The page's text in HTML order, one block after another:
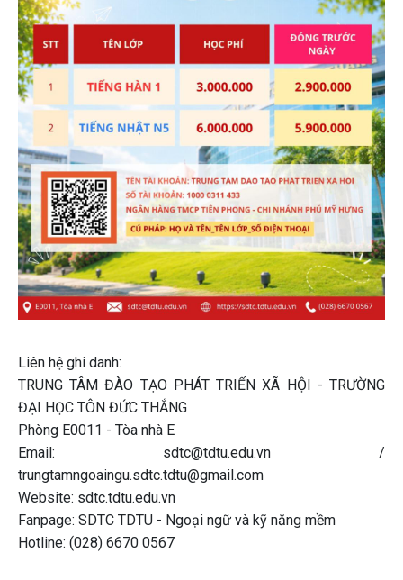
Liên hệ ghi danh:
TRUNG TÂM ĐÀO TẠO PHÁT TRIỂN XÃ HỘI - TRƯỜNG
ĐẠI HỌC TÔN ĐỨC THẮNG
Phòng E0011 - Tòa nhà E
Email: sdtc@tdtu.edu.vn /
trungtamngoaingu.sdtc.tdtu@gmail.com
Website: sdtc.tdtu.edu.vn
Fanpage: SDTC TDTU - Ngoại ngữ và kỹ năng mềm
Hotline: (028) 6670 0567